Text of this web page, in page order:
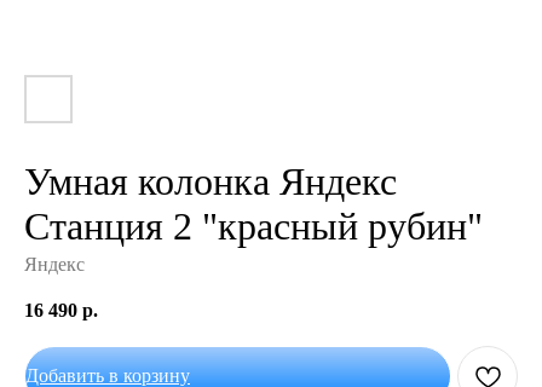
Умная колонка Яндекс
Станция 2 "красный рубин"
Яндекс
16 490 р.
Добавить в корзину